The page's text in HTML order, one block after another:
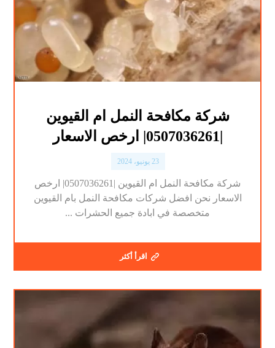
شركة مكافحة النمل ام القيوين
|0507036261| ارخص الاسعار
23 يونيو، 2024
شركة مكافحة النمل ام القيوين |0507036261| ارخص
الاسعار نحن افضل شركات مكافحة النمل بام القيوين
متخصصة في ابادة جميع الحشرات ...
اقرأ أكثر